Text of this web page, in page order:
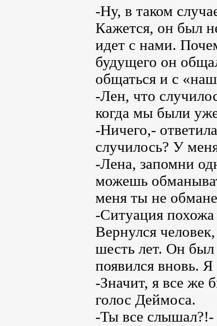
-Ну, в таком
Кажется, он был
идет с нами.
будущего он
общаться и с
-Лен, что
когда мы были
-Ничего,-
случилось? У
-Лена, запомни
можешь
меня ты не
-Ситуация
Вернулся
шесть лет. Он
появился вновь.
-Значит, я все же
голос Деймоса.
-Ты все слышал?!-